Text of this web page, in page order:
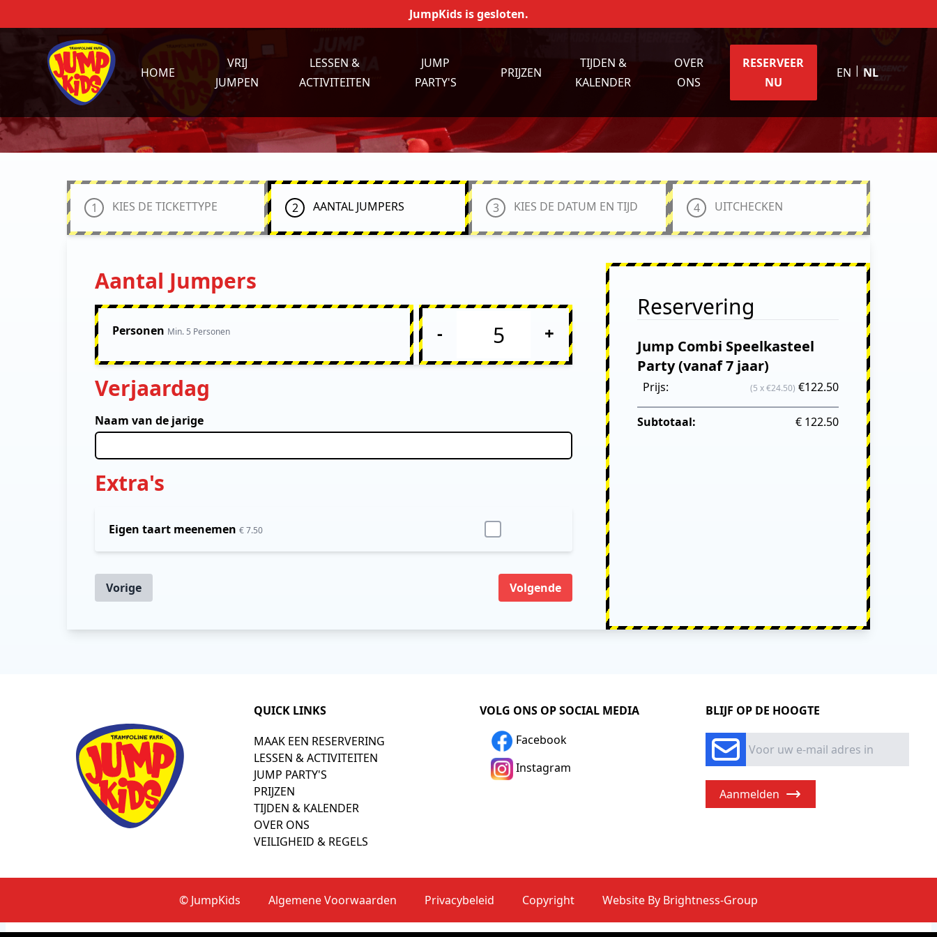
JumpKids is gesloten.
HOME
VRIJ
JUMPEN
LESSEN &
ACTIVITEITEN
JUMP
PARTY'S
PRIJZEN
TIJDEN &
KALENDER
OVER
ONS
RESERVEER
NU
EN | NL
1 KIES DE TICKETTYPE 2 AANTAL JUMPERS 3 KIES DE DATUM EN TIJD 4 UITCHECKEN
Aantal Jumpers
Personen Min. 5 Personen - +
Verjaardag
Naam van de jarige
Extra's
Eigen taart meenemen € 7.50
Vorige Volgende
Reservering
Jump Combi Speelkasteel
Party (vanaf 7 jaar)
Prijs: (5 x €24.50) €122.50
Subtotaal: € 122.50
QUICK LINKS
MAAK EEN RESERVERING
LESSEN & ACTIVITEITEN
JUMP PARTY'S
PRIJZEN
TIJDEN & KALENDER
OVER ONS
VEILIGHEID & REGELS
VOLG ONS OP SOCIAL MEDIA
Facebook
Instagram
BLIJF OP DE HOOGTE
Aanmelden
© JumpKids Algemene Voorwaarden Privacybeleid Copyright Website By Brightness-Group